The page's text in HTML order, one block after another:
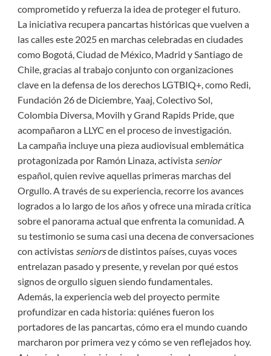
comprometido y refuerza la idea de proteger el futuro.
La iniciativa recupera pancartas históricas que vuelven a
las calles este 2025 en marchas celebradas en ciudades
como Bogotá, Ciudad de México, Madrid y Santiago de
Chile, gracias al trabajo conjunto con organizaciones
clave en la defensa de los derechos LGTBIQ+, como Redi,
Fundación 26 de Diciembre, Yaaj, Colectivo Sol,
Colombia Diversa, Movilh y Grand Rapids Pride, que
acompañaron a LLYC en el proceso de investigación.
La campaña incluye una pieza audiovisual emblemática
protagonizada por Ramón Linaza, activista senior
español, quien revive aquellas primeras marchas del
Orgullo. A través de su experiencia, recorre los avances
logrados a lo largo de los años y ofrece una mirada crítica
sobre el panorama actual que enfrenta la comunidad. A
su testimonio se suma casi una decena de conversaciones
con activistas seniorsde distintos países, cuyas voces
entrelazan pasado y presente, y revelan por qué estos
signos de orgullo siguen siendo fundamentales.
Además, la experiencia web del proyecto permite
profundizar en cada historia: quiénes fueron los
portadores de las pancartas, cómo era el mundo cuando
marcharon por primera vez y cómo se ven reflejados hoy.